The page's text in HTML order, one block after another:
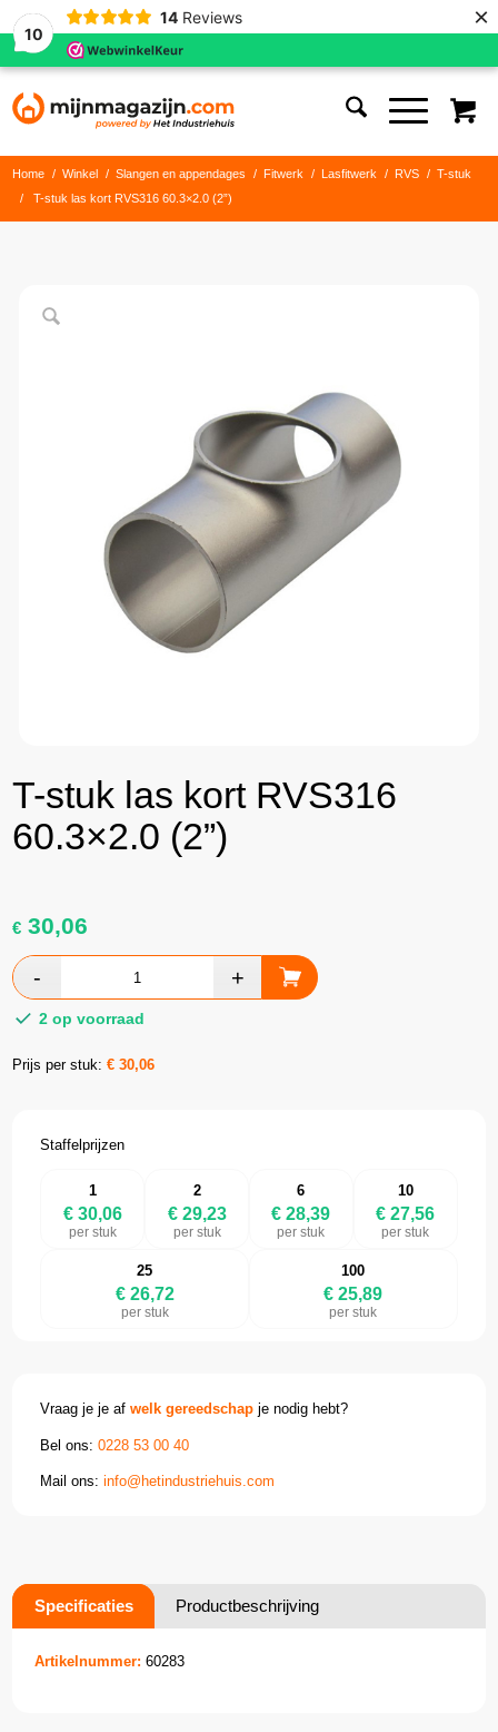
10
14 Reviews ×
Home / Winkel / Slangen en appendages / Fitwerk / Lasfitwerk / RVS / T-stuk
/
T-stuk las kort RVS316 60.3×2.0 (2”)
T-stuk las kort RVS316
60.3×2.0 (2”)
€ 30,06
2 op voorraad
Prijs per stuk:€30,06
Staffelprijzen
1
€ 30,06
per stuk
2
€ 29,23
per stuk
6
€ 28,39
per stuk
10
€ 27,56
per stuk
25
€ 26,72
per stuk
100
€ 25,89
per stuk
Vraag je je afwelk gereedschap je nodig hebt?
Bel ons:0228 53 00 40
Mail ons:info@hetindustriehuis.com
Specificaties Productbeschrijving
Artikelnummer: 60283